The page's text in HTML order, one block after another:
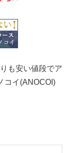
も安い値段でア
コイ(ANOCOI)